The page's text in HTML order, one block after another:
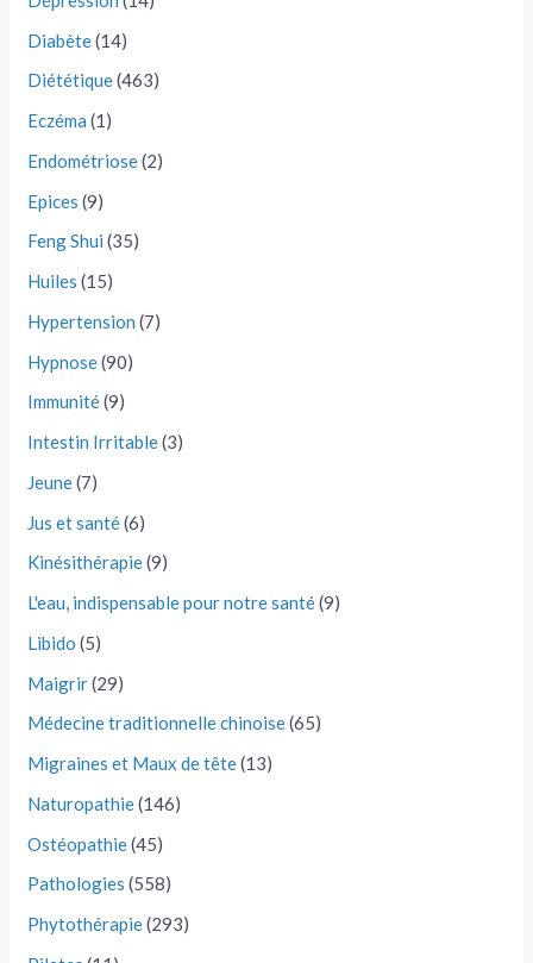
Diabète(14)
Diététique(463)
Eczéma (1)
Endométriose(2)
Epices (9)
Feng Shui (35)
Huiles (15)
Hypertension (7)
Hypnose(90)
Immunité(9)
Intestin Irritable(3)
Jeune(7)
Jus et santé(6)
Kinésithérapie(9)
L'eau, indispensable pour notre santé(9)
Libido (5)
Maigrir(29)
Médecine traditionnelle chinoise(65)
Migraines et Maux de tête(13)
Naturopathie(146)
Ostéopathie(45)
Pathologies (558)
Phytothérapie(293)